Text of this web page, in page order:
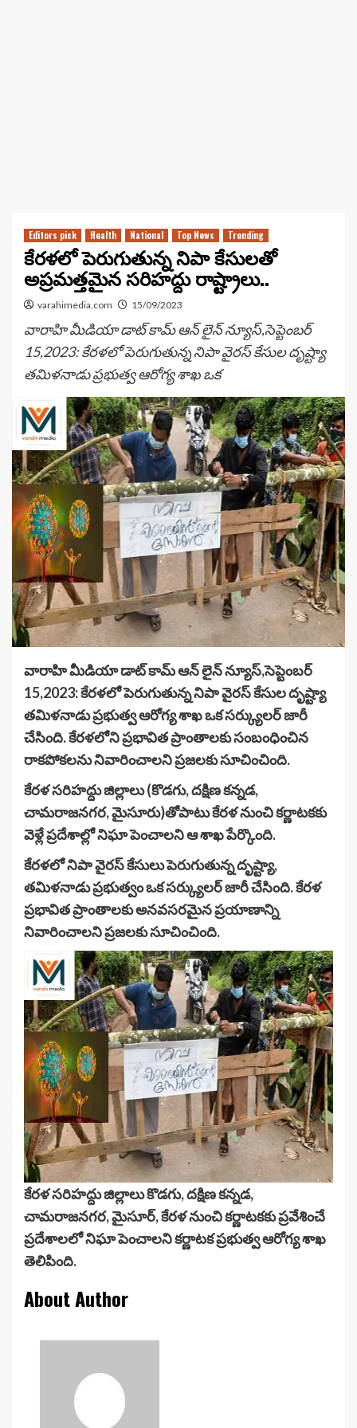
Editors pick Health National Top News Trending
కేరళలో పెరుగుతున్న నిపా కేసులతో
అప్రమత్తమైన సరిహద్దు రాష్ట్రాలు..
varahimedia.com 15/09/2023
వారాహి మీడియా డాట్ కామ్ ఆన్ లైన్ న్యూస్,సెప్టెంబర్
15,2023: కేరళలో పెరుగుతున్న నిపా వైరస్ కేసుల దృష్ట్యా
తమిళనాడు ప్రభుత్వ ఆరోగ్య శాఖ ఒక
వారాహి మీడియా డాట్ కామ్ ఆన్ లైన్ న్యూస్,సెప్టెంబర్
15,2023: కేరళలో పెరుగుతున్న నిపా వైరస్ కేసుల దృష్ట్యా
తమిళనాడు ప్రభుత్వ ఆరోగ్య శాఖ ఒక సర్క్యులర్ జారీ
చేసింది. కేరళలోని ప్రభావిత ప్రాంతాలకు సంబంధించిన
రాకపోకలను నివారించాలని ప్రజలకు సూచించింది.
కేరళ సరిహద్దు జిల్లాలు (కొడగు, దక్షిణ కన్నడ,
చామరాజనగర, మైసూరు)తోపాటు కేరళ నుంచి కర్ణాటకకు
వెళ్లే ప్రదేశాల్లో నిఘా పెంచాలని ఆ శాఖ పేర్కొంది.
కేరళలో నిపా వైరస్ కేసులు పెరుగుతున్న దృష్ట్యా,
తమిళనాడు ప్రభుత్వం ఒక సర్క్యులర్ జారీ చేసింది. కేరళ
ప్రభావిత ప్రాంతాలకు అనవసరమైన ప్రయాణాన్ని
నివారించాలని ప్రజలకు సూచించింది.
కేరళ సరిహద్దు జిల్లాలు కొడగు, దక్షిణ కన్నడ,
చామరాజనగర, మైసూర్, కేరళ నుంచి కర్ణాటకకు ప్రవేశించే
ప్రదేశాలలో నిఘా పెంచాలని కర్ణాటక ప్రభుత్వ ఆరోగ్య శాఖ
తెలిపింది.
About Author